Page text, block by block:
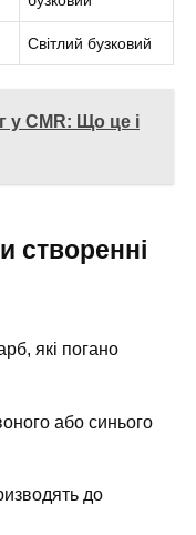
Світлий бузковий
у CMR: Що це і
створенні
які погано
або синього
до